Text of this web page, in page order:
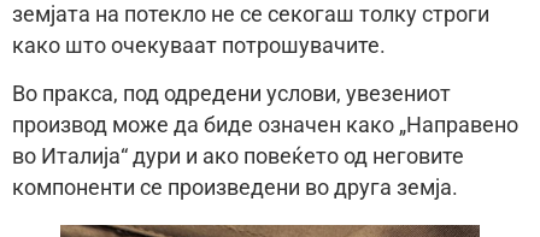
земјата на потекло не се секогаш толку строги
како што очекуваат потрошувачите.
Во пракса, под одредени услови, увезениот
производ може да биде означен како „Направено
во Италија“ дури и ако повеќето од неговите
компоненти се произведени во друга земја.